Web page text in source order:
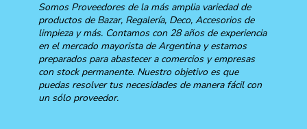
Somos Proveedores de la más amplia variedad de
productos de Bazar, Regalería, Deco, Accesorios de
limpieza y más. Contamos con 28 años de experiencia
en el mercado mayorista de Argentina y estamos
preparados para abastecer a comercios y empresas
con stock permanente. Nuestro objetivo es que
puedas resolver tus necesidades de manera fácil con
un sólo proveedor.